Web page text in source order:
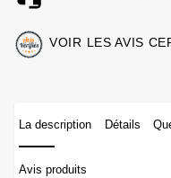
VOIR LES AVIS
La description Détails
Avis produits